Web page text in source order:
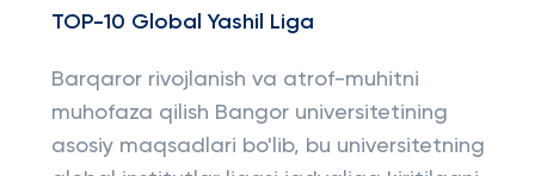
TOP-10 Global Yashil Liga
Barqaror rivojlanish va atrof-muhitni
muhofaza qilish Bangor universitetining
asosiy maqsadlari bo'lib, bu universitetning